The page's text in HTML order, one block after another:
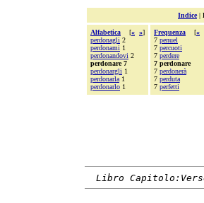
Indice|
Alfabetica [« »]
perdonagli 2
perdonami 1
perdonandovi 2
perdonare 7
perdonargli 1
perdonarla 1
perdonarlo 1
Frequenza [«
7 penuel
7 percuoti
7 perdere
7 perdonare
7 perdonerà
7 perduta
7 perfetti
Libro